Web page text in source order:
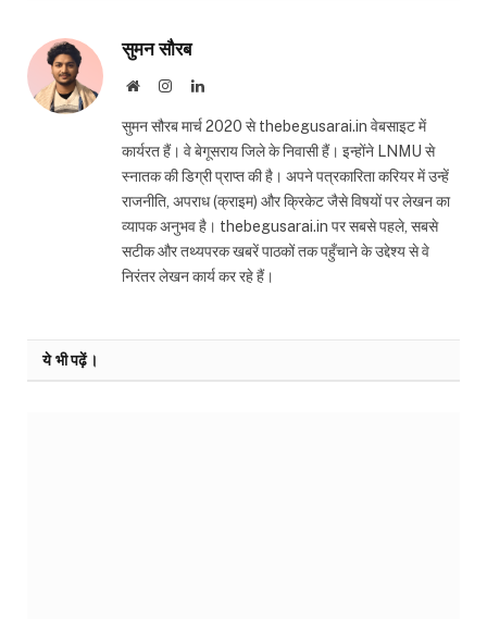
सुमन सौरब
WebsiteInstagramLinkedIn
सुमन सौरब मार्च 2020 से thebegusarai.in वेबसाइट में
कार्यरत हैं। वे बेगूसराय जिले के निवासी हैं। इन्होंने LNMU से
स्नातक की डिग्री प्राप्त की है। अपने पत्रकारिता करियर में उन्हें
राजनीति, अपराध (क्राइम) और क्रिकेट जैसे विषयों पर लेखन का
व्यापक अनुभव है। thebegusarai.in पर सबसे पहले, सबसे
सटीक और तथ्यपरक खबरें पाठकों तक पहुँचाने के उद्देश्य से वे
निरंतर लेखन कार्य कर रहे हैं।
ये भी पढ़ें।